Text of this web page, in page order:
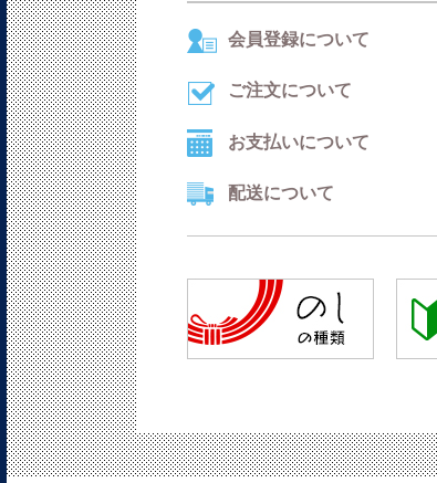
会員登録について
ご注文について
お支払いについて
配送について